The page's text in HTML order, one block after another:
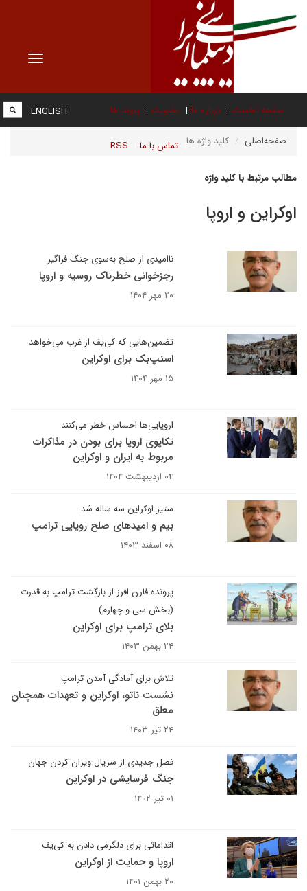
Toggle
صفحه نخست درباره ما عضویت پیوند ها
تماس با ما RSS
ENGLISH
صفحه‌اصلی کلید واژه ها
مطالب مرتبط با کلید واژه
اوکراین و اروپا
ناامیدی از صلح به‌سوی جنگ فراگیر
رجزخوانی خطرناک روسیه و اروپا
۲۰ مهر ۱۴۰۴
تضمین‌هایی که کی‌یف از غرب می‌خواهد
اسنپ‌بک برای اوکراین
۱۵ مهر ۱۴۰۴
اروپایی‌ها احساس خطر می‌کنند
تکاپوی اروپا برای بودن در مذاکرات
مربوط به ایران و اوکراین
۰۴ اردیبهشت ۱۴۰۴
ستیز اوکراین سه ساله شد
بیم و امیدهای صلح رویایی ترامپ
۰۸ اسفند ۱۴۰۳
پرونده فارن افرز از بازگشت ترامپ به قدرت
(بخش سی‌ و چهارم)
بلای ترامپ برای اوکراین
۲۴ بهمن ۱۴۰۳
تلاش برای آمادگی آمدن ترامپ
نشست ناتو، اوکراین و تعهدات همچنان
معلق
۲۴ تیر ۱۴۰۳
فصل جدیدی از سریال ویران کردن جهان
جنگ فرسایشی در اوکراین
۰۱ تیر ۱۴۰۲
اقداماتی برای دلگرمی دادن به کی‌یف
اروپا و حمایت از اوکراین
۲۰ بهمن ۱۴۰۱